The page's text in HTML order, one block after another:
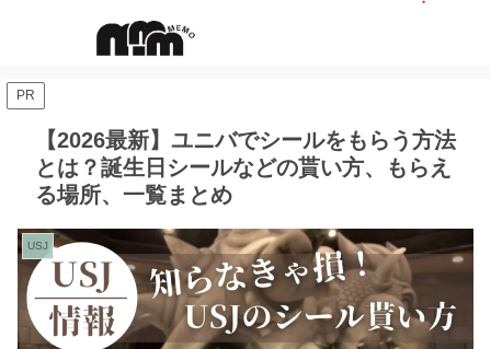
PR
【2026最新】ユニバでシールをもらう方法
とは？誕生日シールなどの貰い方、もらえ
る場所、一覧まとめ
USJ